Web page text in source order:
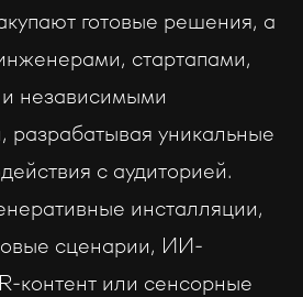
готовые решения, а
стартапами,
независимыми
разрабатывая уникальные
с аудиторией.
инсталляции,
сценарии, ИИ-
контент или сенсорные